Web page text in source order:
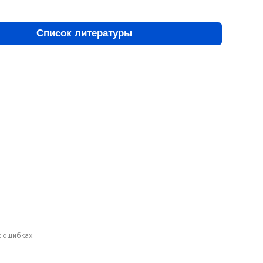
Список литературы